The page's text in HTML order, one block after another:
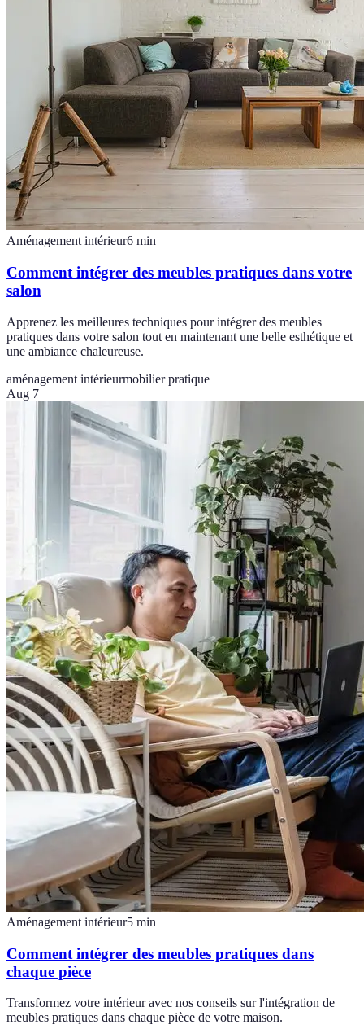
Aménagement intérieur6 min
Comment intégrer des meubles pratiques dans votre
salon
Apprenez les meilleures techniques pour intégrer des meubles
pratiques dans votre salon tout en maintenant une belle esthétique et
une ambiance chaleureuse.
aménagement intérieurmobilier pratique
Aug 7
Aménagement intérieur5 min
Comment intégrer des meubles pratiques dans
chaque pièce
Transformez votre intérieur avec nos conseils sur l'intégration de
meubles pratiques dans chaque pièce de votre maison.